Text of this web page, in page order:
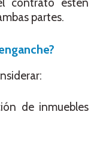
contrato estén
partes.
de inmuebles